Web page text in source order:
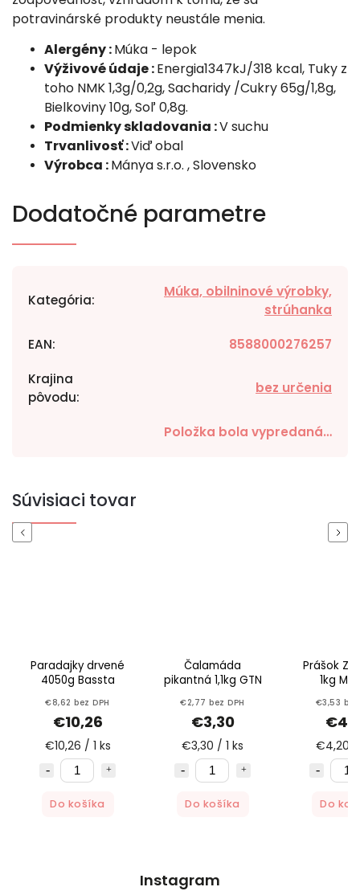
potravinárské produkty neustále menia.
Alergény :Múka - lepok
Výživové údaje :Energia1347kJ/318 kcal, Tuky z
toho NMK 1,3g/0,2g, Sacharidy /Cukry 65g/1,8g,
Bielkoviny 10g, Soľ 0,8g.
Podmienky skladovania :V suchu
Trvanlivosť :Viď obal
Výrobca :Mánya s.r.o. , Slovensko
Dodatočné parametre
Kategória:
Múka, obilninové výrobky,
strúhanka
EAN: 8588000276257
Krajina
pôvodu:
bez určenia
Položka bola vypredaná…
Súvisiaci tovar
Previous
Paradajky drvené
4050g Bassta
€8,62 bez DPH
€10,26
€10,26 / 1 ks
Do košíka
Čalamáda
pikantná 1,1kg GTN
€2,77 bez DPH
€3,30
€3,30 / 1 ks
Do košíka
Prášok
1kg
€3,53 bez
€4,20 /
Do
Next
Instagram